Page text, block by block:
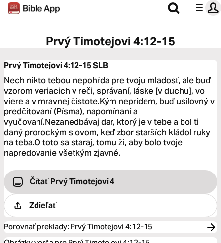
Prvý Timotejovi 4:12-15
Prvý Timotejovi 4:12-15SLB
Nech nikto tebou nepohŕda pre tvoju mladosť, ale buď
vzorom veriacich v reči, správaní, láske [v duchu], vo
viere a v mravnej čistote.Kým neprídem, buď usilovný v
predčitovaní (Písma), napomínaní a
vyučovaní.Nezanedbávaj dar, ktorý je v tebe a bol ti
daný prorockým slovom, keď zbor starších kládol ruky
na teba.O toto sa staraj, tomu ži, aby bolo tvoje
napredovanie všetkým zjavné.
Čítať Prvý Timotejovi 4
Zdieľať
Porovnať preklady: Prvý Timotejovi 4:12-15